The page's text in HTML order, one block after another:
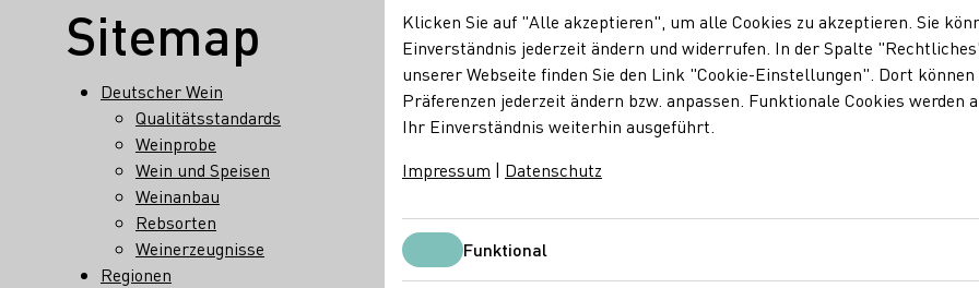
Sitemap
Deutscher Wein
Qualitätsstandards
Weinprobe
Wein und Speisen
Weinanbau
Rebsorten
Weinerzeugnisse
Regionen
Klicken Sie auf "Alle akzeptieren", um alle Cookies zu akzeptieren. Sie
Einverständnis jederzeit ändern und widerrufen. In der Spalte
unserer Webseite finden Sie den Link "Cookie-Einstellungen". Dort können
Präferenzen jederzeit ändern bzw. anpassen. Funktionale Cookies werden
Ihr Einverständnis weiterhin ausgeführt.
Impressum | Datenschutz
FunktionalFunktional